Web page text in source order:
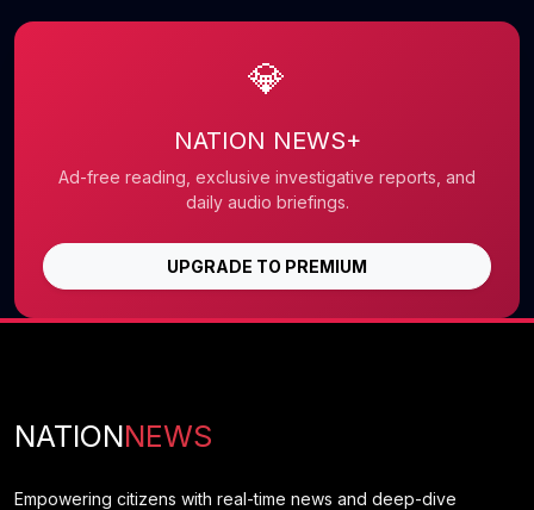
💎
NATION NEWS+
Ad-free reading, exclusive investigative reports, and
daily audio briefings.
UPGRADE TO PREMIUM
NATIONNEWS
Empowering citizens with real-time news and deep-dive